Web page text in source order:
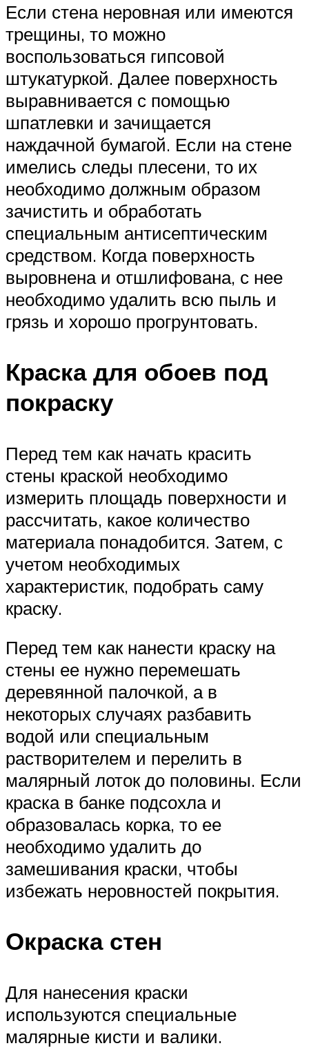
Если стена неровная или имеются
трещины, то можно
воспользоваться гипсовой
штукатуркой. Далее поверхность
выравнивается с помощью
шпатлевки и зачищается
наждачной бумагой. Если на стене
имелись следы плесени, то их
необходимо должным образом
зачистить и обработать
специальным антисептическим
средством. Когда поверхность
выровнена и отшлифована, с нее
необходимо удалить всю пыль и
грязь и хорошо прогрунтовать.
Краска для обоев под
покраску
Перед тем как начать красить
стены краской необходимо
измерить площадь поверхности и
рассчитать, какое количество
материала понадобится. Затем, с
учетом необходимых
характеристик, подобрать саму
краску.
Перед тем как нанести краску на
стены ее нужно перемешать
деревянной палочкой, а в
некоторых случаях разбавить
водой или специальным
растворителем и перелить в
малярный лоток до половины. Если
краска в банке подсохла и
образовалась корка, то ее
необходимо удалить до
замешивания краски, чтобы
избежать неровностей покрытия.
Окраска стен
Для нанесения краски
используются специальные
малярные кисти и валики.